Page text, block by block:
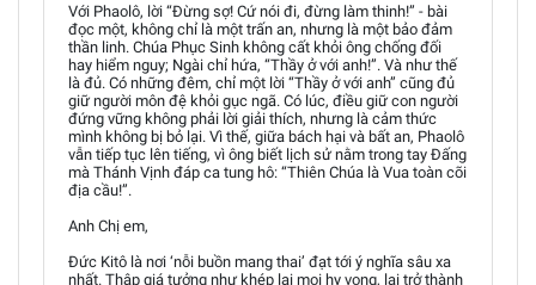
Với Phaolô, lời “Đừng sợ! Cứ nói đi, đừng làm thinh!” - bài
đọc một, không chỉ là một trấn an, nhưng là một bảo đảm
thần linh. Chúa Phục Sinh không cất khỏi ông chống đối
hay hiểm nguy; Ngài chỉ hứa, “Thầy ở với anh!”. Và như thế
là đủ. Có những đêm, chỉ một lời “Thầy ở với anh” cũng đủ
giữ người môn đệ khỏi gục ngã. Có lúc, điều giữ con người
đứng vững không phải lời giải thích, nhưng là cảm thức
mình không bị bỏ lại. Vì thế, giữa bách hại và bất an, Phaolô
vẫn tiếp tục lên tiếng, vì ông biết lịch sử nằm trong tay Đấng
mà Thánh Vịnh đáp ca tung hô: “Thiên Chúa là Vua toàn cõi
địa cầu!”.
Anh Chị em,
Đức Kitô là nơi ‘nỗi buồn mang thai’ đạt tới ý nghĩa sâu xa
nhất. Thập giá tưởng như khép lại mọi hy vọng, lại trở thành